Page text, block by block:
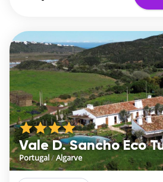
Vale D. Sancho Eco
Portugal/Algarve